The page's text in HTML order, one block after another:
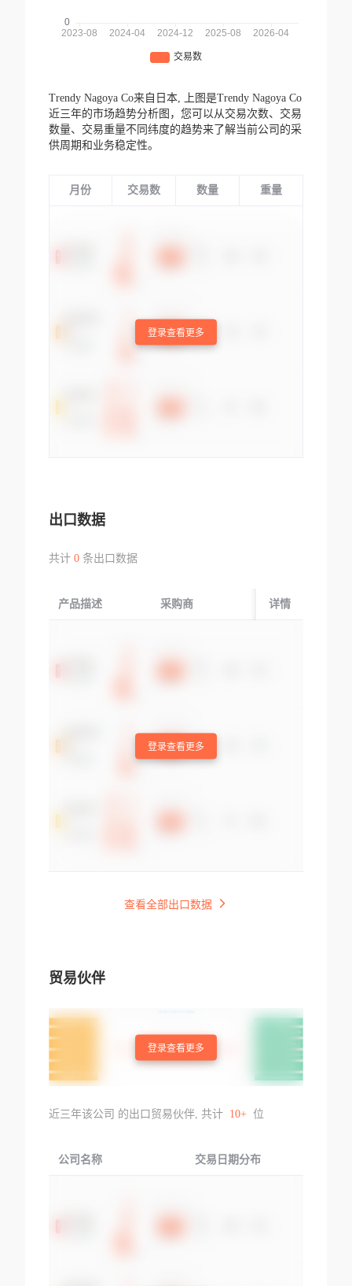
Trendy Nagoya Co来自日本,
上图是Trendy Nagoya Co
近三年的市场趋势分析图，您可以从交易次数、交易
数量、交易重量不同纬度的趋势来了解当前公司的采
供周期和业务稳定性。
月份 交易数 数量 重量
登录查看更多
出口数据
共计 0条出口数据
产品描述 采购商 起运国/地区
详情
登录查看更多
查看全部出口数据
贸易伙伴
登录查看更多
近三年该公司 的出口贸易伙伴, 共计 10+ 位
公司名称 交易日期分布